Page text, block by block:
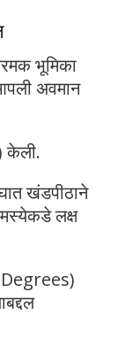
भूमिका
अवमान
केली.
खंडपीठाने
लक्ष
Degrees)